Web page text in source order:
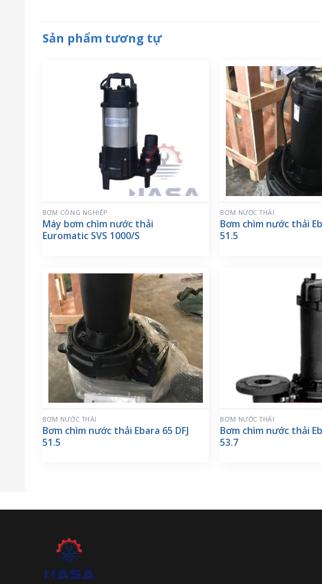
Sản phẩm tương tự
BƠM CÔNG NGHIỆP
Máy bơm chìm nước thải
Euromatic SVS 1000/S
BƠM NƯỚC THẢI
Bơm chìm nước thải
51.5
BƠM NƯỚC THẢI
Bơm chìm nước thải Ebara 65 DFJ
51.5
BƠM NƯỚC THẢI
Bơm chìm nước thải
53.7